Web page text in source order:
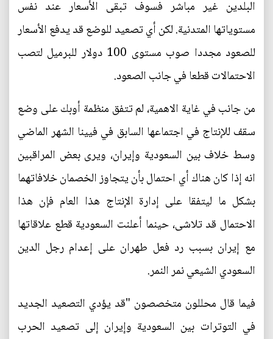
البلدين غير مباشر فسوف تبقى الأسعار عند نفس
مستوياتها المتدنية. لكن أي تصعيد للوضع قد يدفع الأسعار
للصعود مجددا صوب مستوى 100 دولار للبرميل لتصب
الاحتمالات قطعا في جانب الصعود.
من جانب في غاية الاهمية، لم تتفق منظمة أوبك على وضع
سقف للإنتاج في اجتماعها السابق في فيينا الشهر الماضي
وسط خلاف بين السعودية وإيران، ويرى بعض المراقبين
انه إذا كان هناك أي احتمال بأن يتجاوز الخصمان خلافاتهما
بشكل ما ليتفقا على إدارة الإنتاج هذا العام فإن هذا
الاحتمال قد تلاشى، حينما أعلنت السعودية قطع علاقاتها
مع إيران بسبب رد فعل طهران على إعدام رجل الدين
السعودي الشيعي نمر النمر.
فيما قال محللون متخصصون "قد يؤدي التصعيد الجديد
في التوترات بين السعودية وإيران إلى تصعيد الحرب